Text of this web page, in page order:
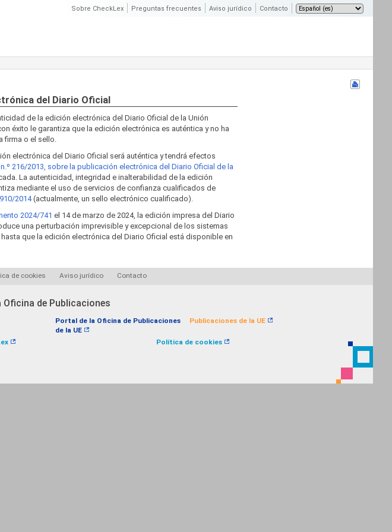
Sobre CheckLex Preguntas frecuentes Aviso jurídico Contacto
del Diario Oficial
de la edición electrónica del Diario Oficial de la Unión
éxito le garantiza que la edición electrónica es auténtica y no ha
firma o el sello.
electrónica del Diario Oficial será auténtica y tendrá efectos
216/2013, sobre la publicación electrónica del Diario Oficial de la
La autenticidad, integridad e inalterabilidad de la edición
mediante el uso de servicios de confianza cualificados de
2014(actualmente, un sello electrónico cualificado).
2024/741 el 14 de marzo de 2024, la edición impresa del Diario
una perturbación imprevisible y excepcional de los sistemas
que la edición electrónica del Diario Oficial está disponible en
de cookies Aviso jurídico Contacto
de Publicaciones
Portal de la Oficina de Publicaciones
de la UE
Publicaciones de la UE
Política de cookies